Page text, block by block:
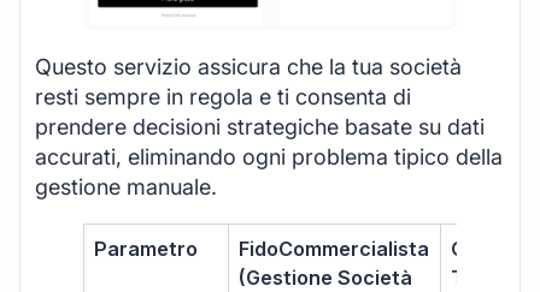
Questo servizio assicura che la tua società
resti sempre in regola e ti consenta di
prendere decisioni strategiche basate su dati
accurati, eliminando ogni problema tipico della
gestione manuale.
Parametro
FidoCommercialista
(Gestione Società